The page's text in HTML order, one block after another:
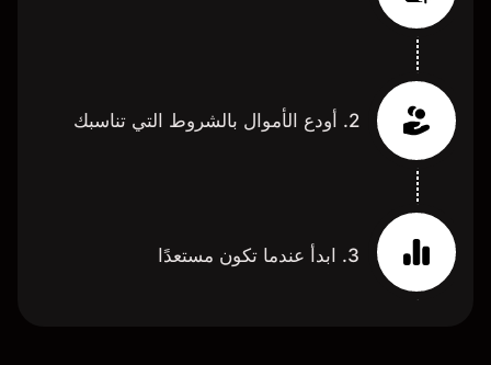
2. أودع الأموال بالشروط التي تناسبك
3. ابدأ عندما تكون مستعدًا